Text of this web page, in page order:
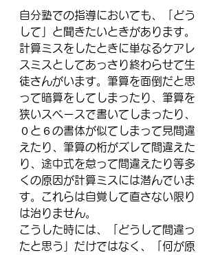
自分塾での指導においても、「どう
して」と聞きたいときがあります。
計算ミスをしたときに単なるケアレ
スミスとしてあっさり終わらせて生
徒さんがいます。筆算を面倒だと思
って暗算をしてしまったり、筆算を
狭いスペースで書いてしまったり、
０と６の書体が似てしまって見間違
えたり、筆算の桁がズレて間違えた
り、途中式を怠って間違えたり等多
くの原因が計算ミスには潜んでいま
す。これらは自覚して直さない限り
は治りません。
こうした時には、「どうして間違っ
たと思う」だけではなく、「何が原